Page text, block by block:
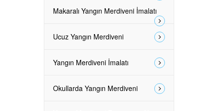
Makaralı Yangın Merdiveni İmalatı
Ucuz Yangın Merdiveni
Yangın Merdiveni İmalatı
Okullarda Yangın Merdiveni